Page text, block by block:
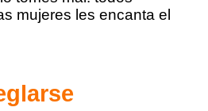
mujeres les encanta el